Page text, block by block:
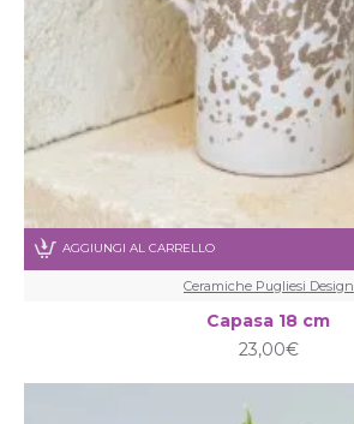
Ceramiche Pugliesi Design
Capasa 18 cm
23,00€
AGGIUNGI AL CARRELLO